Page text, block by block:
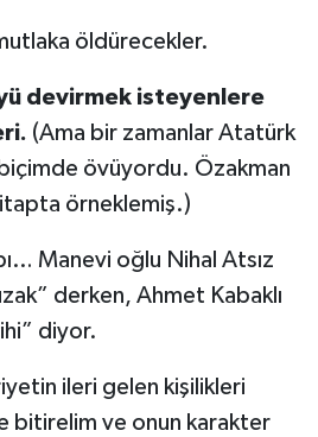
öldürecekler.
devirmek isteyenlere
(Ama bir zamanlar Atatürk
biçimde övüyordu. Özakman
örneklemiş.)
Manevi oğlu Nihal Atsız
derken, Ahmet Kabaklı
diyor.
ileri gelen kişilikleri
bitirelim ve onun karakter